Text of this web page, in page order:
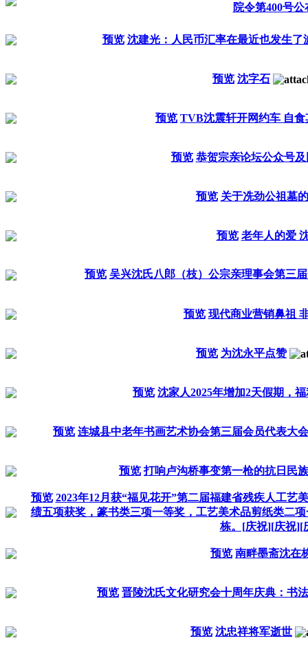
院令第400号公
预览 沈建光：人民币汇率在最近也发生
预览 沈字石
预览 TVB沈震轩开网约车 自食
预览 恭贺宗亲论坛公众号
预览 关于冼劲公祖墓
预览 老年人的爱
预览 吴兴沈氏八郎（枝）公宗亲理事会第三
预览 现代商业营销鼻祖
预览 为沈永平点赞
预览 沈家人2025年增加2天假期，
预览 连城县中老年书画艺术协会第三届会员代表大
预览 打响卢沟桥事变第一枪的抗日民
预览 2023年12月获“福见花开”第二届福建省残疾人工艺
绩五项获奖，篆书类三项一等奖，工艺美术品剪纸类二
栋。[庆祝][庆祝][
预览 南畔墨斋沈在
预览 晋陵沈氏文化研究会十周年庆典：书
预览 沈忠祥将军逝世